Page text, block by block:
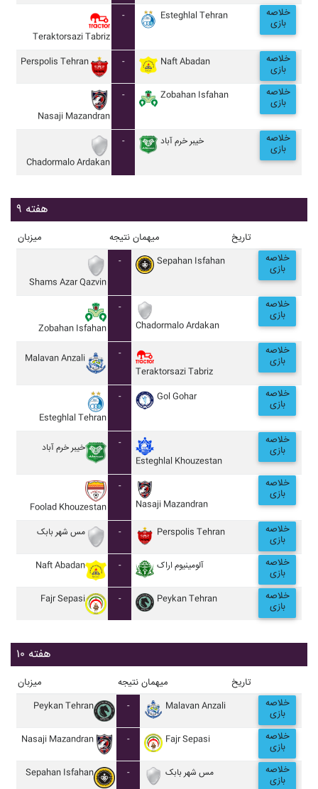
Teraktorsazi Tabriz
- Esteghlal Tehran خلاصه
بازی
Perspolis Tehran - Naft Abadan خلاصه
بازی
Nasaji Mazandran
- Zobahan Isfahan خلاصه
بازی
Chadormalo Ardakan
- خيبر خرم آباد خلاصه
بازی
هفته ۹
میزبان نتیجه میهمان تاریخ
Shams Azar Qazvin
- Sepahan Isfahan خلاصه
بازی
Zobahan Isfahan
-
Chadormalo Ardakan
خلاصه
بازی
Malavan Anzali
-
Teraktorsazi Tabriz
خلاصه
بازی
Esteghlal Tehran
- Gol Gohar خلاصه
بازی
خيبر خرم آباد
-
Esteghlal Khouzestan
خلاصه
بازی
Foolad Khouzestan
-
Nasaji Mazandran
خلاصه
بازی
مس شهر بابک - Perspolis Tehran خلاصه
بازی
Naft Abadan - آلومينيوم اراک خلاصه
بازی
Fajr Sepasi - Peykan Tehran خلاصه
بازی
هفته ۱۰
میزبان نتیجه میهمان تاریخ
Peykan Tehran - Malavan Anzali خلاصه
بازی
Nasaji Mazandran - Fajr Sepasi خلاصه
بازی
Sepahan Isfahan - مس شهر بابک خلاصه
بازی